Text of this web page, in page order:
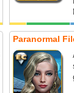
Paranormal